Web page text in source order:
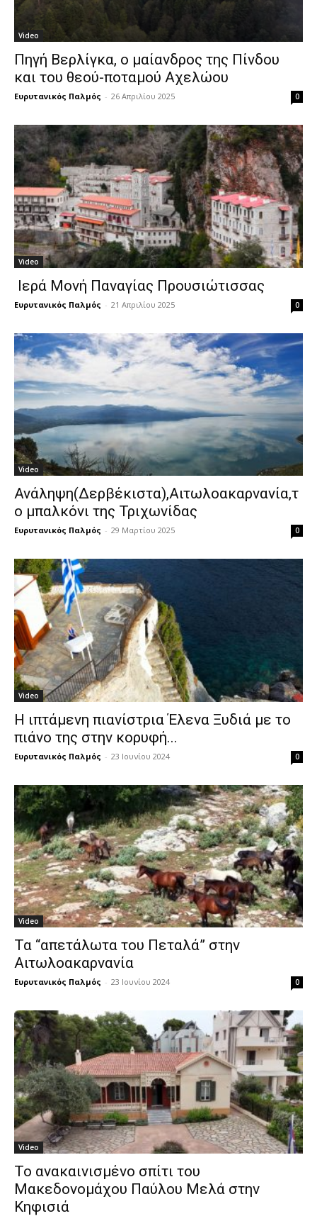
Video
Πηγή Βερλίγκα, ο μαίανδρος της Πίνδου
και του θεού-ποταμού Αχελώου
Ευρυτανικός Παλμός - 26 Απριλίου 2025 0
Video
Ιερά Μονή Παναγίας Προυσιώτισσας
Ευρυτανικός Παλμός - 21 Απριλίου 2025 0
Video
Ανάληψη(Δερβέκιστα),Αιτωλοακαρνανία,τ
ο μπαλκόνι της Τριχωνίδας
Ευρυτανικός Παλμός - 29 Μαρτίου 2025 0
Video
Η ιπτάμενη πιανίστρια Έλενα Ξυδιά με το
πιάνο της στην κορυφή...
Ευρυτανικός Παλμός - 23 Ιουνίου 2024 0
Video
Τα “απετάλωτα του Πεταλά” στην
Αιτωλοακαρνανία
Ευρυτανικός Παλμός - 23 Ιουνίου 2024 0
Video
Το ανακαινισμένο σπίτι του
Μακεδονομάχου Παύλου Μελά στην
Κηφισιά